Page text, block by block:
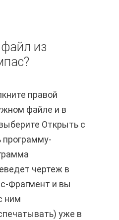
файл из
правой
файле и в
Открыть с
чертеж в
Фрагмент и вы
ним
уже в